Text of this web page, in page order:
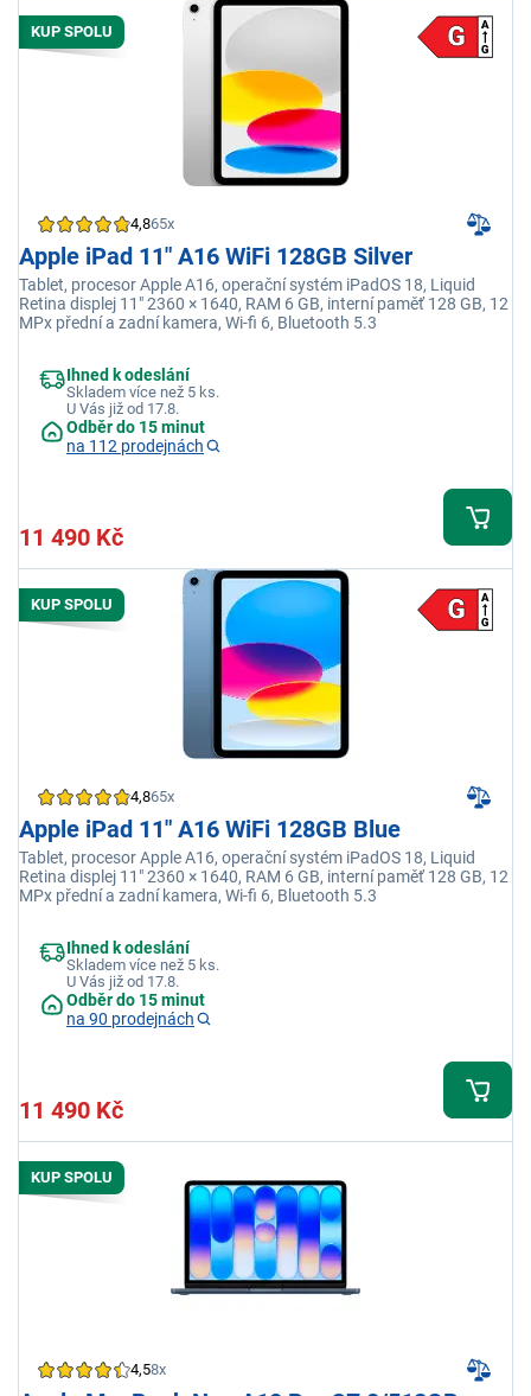
KUP SPOLU
4,865x
Apple iPad 11" A16 WiFi 128GB Silver
Tablet, procesor Apple A16, operační systém iPadOS 18, Liquid
Retina displej 11" 2360 × 1640, RAM 6 GB, interní paměť 128 GB, 12
MPx přední a zadní kamera, Wi-fi 6, Bluetooth 5.3
Ihned k odeslání
Skladem více než 5 ks.
U Vás již od 17.8.
Odběr do 15 minut
na 112 prodejnách
11 490 Kč
KUP SPOLU
4,865x
Apple iPad 11" A16 WiFi 128GB Blue
Tablet, procesor Apple A16, operační systém iPadOS 18, Liquid
Retina displej 11" 2360 × 1640, RAM 6 GB, interní paměť 128 GB, 12
MPx přední a zadní kamera, Wi-fi 6, Bluetooth 5.3
Ihned k odeslání
Skladem více než 5 ks.
U Vás již od 17.8.
Odběr do 15 minut
na 90 prodejnách
11 490 Kč
KUP SPOLU
4,58x